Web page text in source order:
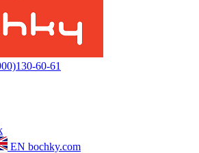
60-61
EN bochky.com